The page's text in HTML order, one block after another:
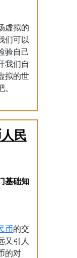
虚拟的
们可以
验自己
我们自
拟的世
民
币的交
又引人
的对